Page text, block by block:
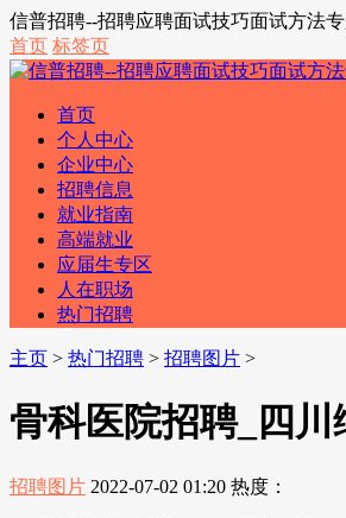
信普招聘--招聘应聘面试技巧面试方法
首页 标签页
首页
个人中心
企业中心
招聘信息
就业指南
高端就业
应届生专区
人在职场
热门招聘
主页 > 热门招聘 > 招聘图片 >
骨科医院招聘_四
招聘图片 2022-07-02 01:20 热度：